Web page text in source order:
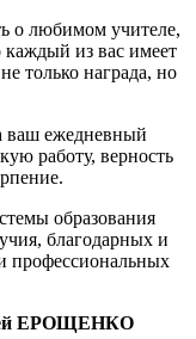
о любимом учителе,
из вас имеет
только награда, но
ваш ежедневный
работу, верность
образования
благодарных и
профессиональных
ЕРОЩЕНКО